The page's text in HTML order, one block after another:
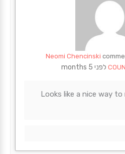
Neomi Chencinski
לפני 5 months
Looks like a nice way